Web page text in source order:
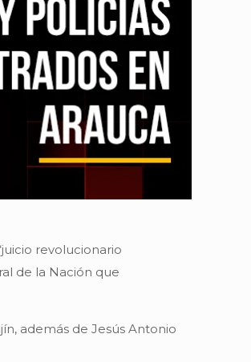
revolucionario
de la Nación que
además de Jesús Antonio